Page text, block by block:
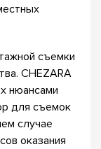
съемки
CHEZARA
нюансами
для съемок
случае
оказания